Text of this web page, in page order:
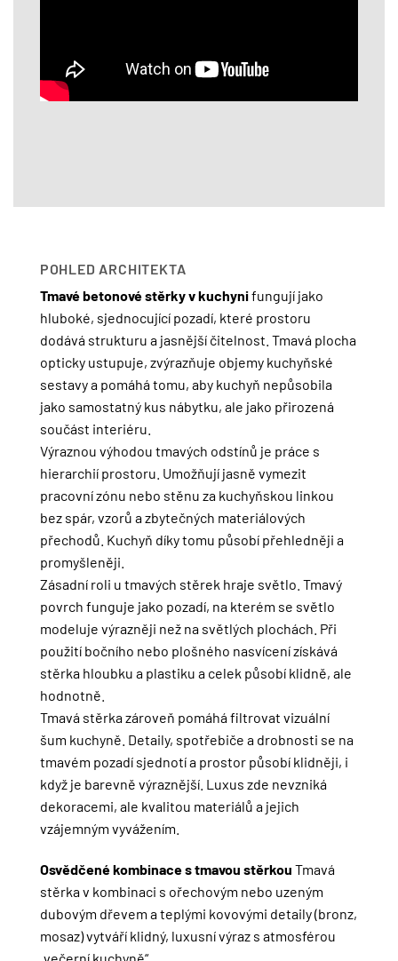
POHLED ARCHITEKTA
Tmavé betonové stěrky v kuchynifungují jako
hluboké, sjednocující pozadí, které prostoru
dodává strukturu a jasnější čitelnost. Tmavá plocha
opticky ustupuje, zvýrazňuje objemy kuchyňské
sestavy a pomáhá tomu, aby kuchyň nepůsobila
jako samostatný kus nábytku, ale jako přirozená
součást interiéru.
Výraznou výhodou tmavých odstínů je práce s
hierarchií prostoru. Umožňují jasně vymezit
pracovní zónu nebo stěnu za kuchyňskou linkou
bez spár, vzorů a zbytečných materiálových
přechodů. Kuchyň díky tomu působí přehledněji a
promyšleněji.
Zásadní roli u tmavých stěrek hraje světlo. Tmavý
povrch funguje jako pozadí, na kterém se světlo
modeluje výrazněji než na světlých plochách. Při
použití bočního nebo plošného nasvícení získává
stěrka hloubku a plastiku a celek působí klidně, ale
hodnotně.
Tmavá stěrka zároveň pomáhá filtrovat vizuální
šum kuchyně. Detaily, spotřebiče a drobnosti se na
tmavém pozadí sjednotí a prostor působí klidněji, i
když je barevně výraznější. Luxus zde nevzniká
dekoracemi, ale kvalitou materiálů a jejich
vzájemným vyvážením.
Osvědčené kombinace s tmavou stěrkou Tmavá
stěrka v kombinaci s ořechovým nebo uzeným
dubovým dřevem a teplými kovovými detaily (bronz,
mosaz) vytváří klidný, luxusní výraz s atmosférou